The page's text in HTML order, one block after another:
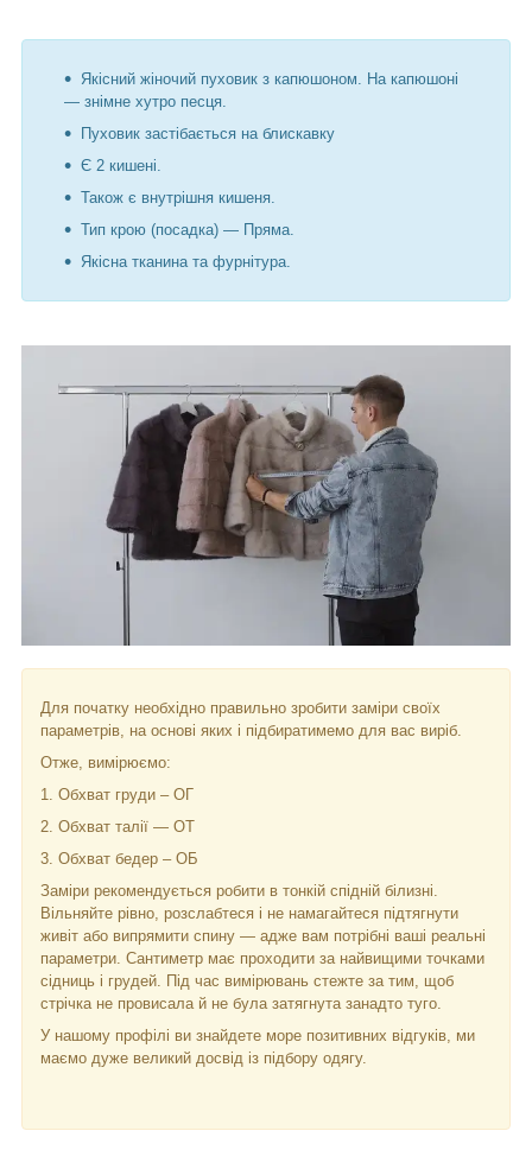
Якісний жіночий пуховик з капюшоном. На капюшоні
— знімне хутро песця.
Пуховик застібається на блискавку
Є 2 кишені.
Також є внутрішня кишеня.
Тип крою (посадка) — Пряма.
Якісна тканина та фурнітура.
Для початку необхідно правильно зробити заміри своїх
параметрів, на основі яких і підбиратимемо для вас виріб.
Отже, вимірюємо:
1. Обхват груди – ОГ
2. Обхват талії — ОТ
3. Обхват бедер – ОБ
Заміри рекомендується робити в тонкій спідній білизні.
Вільняйте рівно, розслабтеся і не намагайтеся підтягнути
живіт або випрямити спину — адже вам потрібні ваші реальні
параметри. Сантиметр має проходити за найвищими точками
сідниць і грудей. Під час вимірювань стежте за тим, щоб
стрічка не провисала й не була затягнута занадто туго.
У нашому профілі ви знайдете море позитивних відгуків, ми
маємо дуже великий досвід із підбору одягу.